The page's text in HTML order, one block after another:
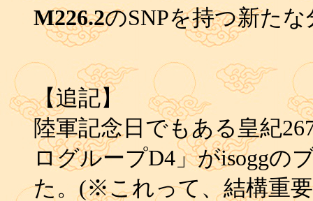
M226.2のSNPを持つ新た
【追記】
陸軍記念日でもある皇紀
ログループD4」がisoggの
た。(※これって、結構重